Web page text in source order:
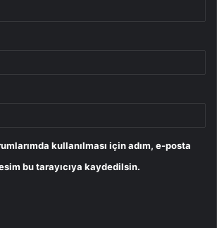
kullanılması için adım, e-posta
bu tarayıcıya kaydedilsin.